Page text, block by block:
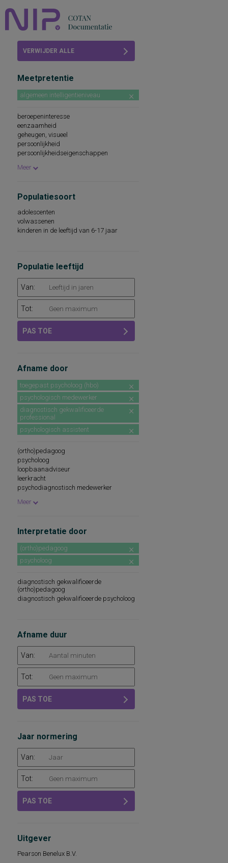
VERWIJDER ALLE
Meetpretentie
algemeen intelligentieniveau
beroepeninteresse
eenzaamheid
geheugen, visueel
persoonlijkheid
persoonlijkheidseigenschappen
Meer
Populatiesoort
adolescenten
volwassenen
kinderen in de leeftijd van 6-17 jaar
Populatie leeftijd
Van:
Tot:
PAS TOE
Afname door
toegepast psycholoog (hbo)
psychologisch medewerker
diagnostisch gekwalificeerde
professional
psychologisch assistent
(ortho)pedagoog
psycholoog
loopbaanadviseur
leerkracht
psychodiagnostisch medewerker
onder supervisie van (ortho)pedagoog
Meer
Interpretatie door
(ortho)pedagoog
psycholoog
diagnostisch gekwalificeerde
(ortho)pedagoog
diagnostisch gekwalificeerde psycholoog
Afname duur
Van:
Tot:
PAS TOE
Jaar normering
Van:
Tot:
PAS TOE
Uitgever
Pearson Benelux B.V.